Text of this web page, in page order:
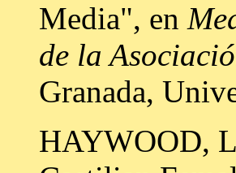
Media", en
de la
Granada,
HAYWOOD,